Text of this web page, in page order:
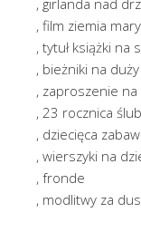
, film ziemia
, tytuł książki na s
, bieżniki na duży
, zaproszenie
, 23 rocznica
, dziecięca
, wierszyki na
, fronde
, modlitwy za